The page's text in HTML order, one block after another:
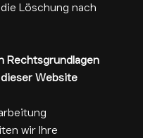
Löschung nach
Rechtsgrundlagen
Website
wir Ihre